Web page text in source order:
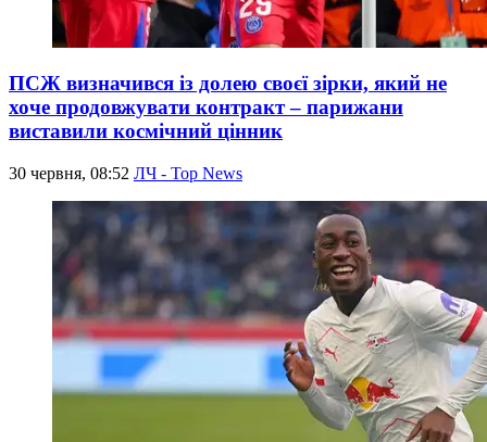
ПСЖ визначився із долею своєї зірки, який не
хоче продовжувати контракт – парижани
виставили космічний цінник
30 червня, 08:52 ЛЧ - Top News